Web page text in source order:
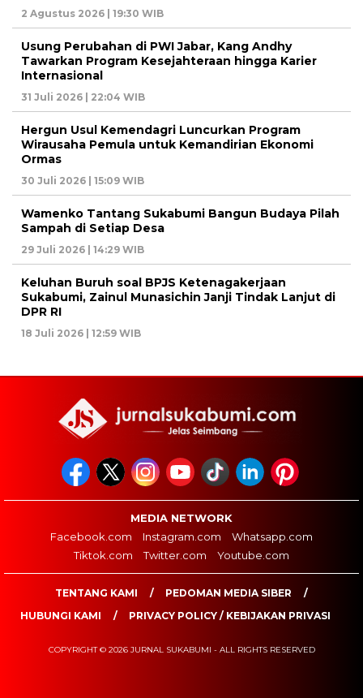
2 Agustus 2026 | 19:30 WIB
Usung Perubahan di PWI Jabar, Kang Andhy
Tawarkan Program Kesejahteraan hingga Karier
Internasional
31 Juli 2026 | 22:04 WIB
Hergun Usul Kemendagri Luncurkan Program
Wirausaha Pemula untuk Kemandirian Ekonomi
Ormas
30 Juli 2026 | 15:09 WIB
Wamenko Tantang Sukabumi Bangun Budaya Pilah
Sampah di Setiap Desa
29 Juli 2026 | 14:29 WIB
Keluhan Buruh soal BPJS Ketenagakerjaan
Sukabumi, Zainul Munasichin Janji Tindak Lanjut di
DPR RI
18 Juli 2026 | 12:59 WIB
MEDIA NETWORK
Facebook.com
Instagram.com
Whatsapp.com
Tiktok.com
Twitter.com Youtube.com
TENTANG KAMI
PEDOMAN MEDIA SIBER
HUBUNGI KAMI
PRIVACY POLICY / KEBIJAKAN PRIVASI
COPYRIGHT © 2026 JURNAL SUKABUMI - ALL RIGHTS RESERVED